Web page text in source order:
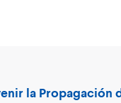
la Propagación